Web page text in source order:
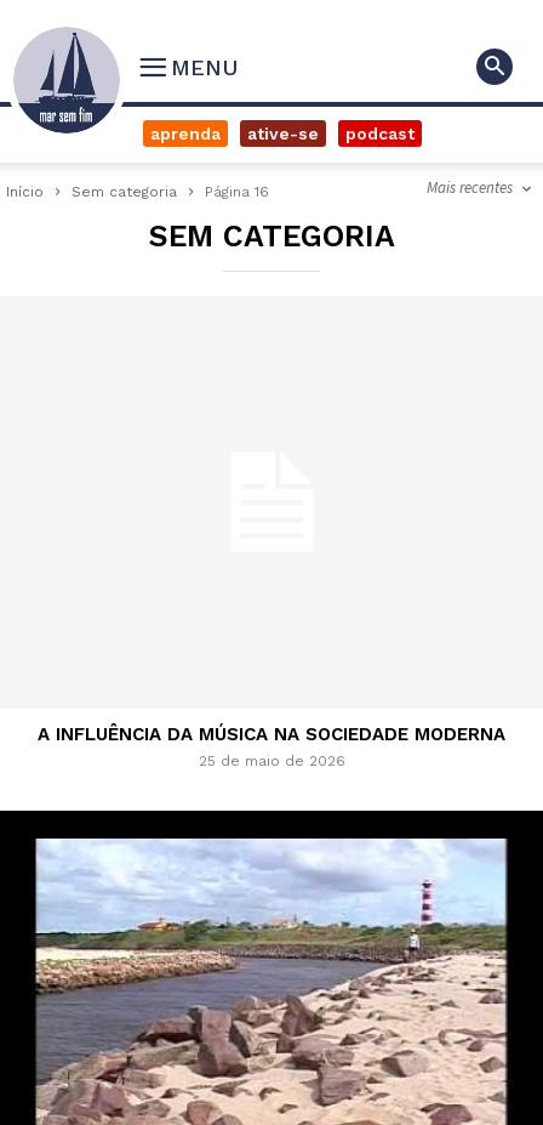
MENU
aprenda ative-se podcast
Início Sem categoria Página 16 Mais recentes
SEM CATEGORIA
A INFLUÊNCIA DA MÚSICA NA SOCIEDADE MODERNA
25 de maio de 2026